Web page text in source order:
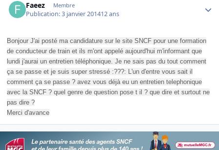
Faeez Membre
Publication:3 janvier 201412 ans
Bonjour J'ai posté ma candidature sur le site SNCF pour une formation
de conducteur de train et ils m'ont appelé aujourd'hui m'informant que
lundi j'aurai un entretien téléphonique. Je ne sais pas du tout comment
ça se passe et je suis super stressé :???: L'un d'entre vous sait il
comment ça se passe ? avez vous déjà eu un entretien telephonique
avec la SNCF ? quel genre de question pose t il ? que dire et surtout ne
pas dire ?
Merci d'avance